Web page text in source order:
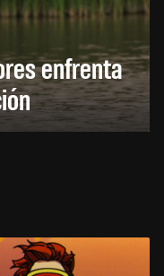
enfrenta